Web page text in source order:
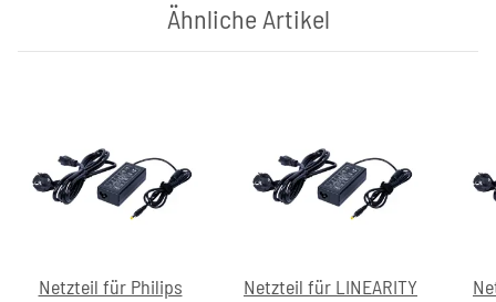
Ähnliche Artikel
Netzteil für Philips
Netzteil für LINEARITY